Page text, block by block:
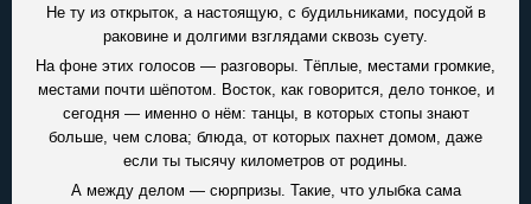
Не ту из открыток, а настоящую, с будильниками, посудой в
раковине и долгими взглядами сквозь суету.
На фоне этих голосов — разговоры. Тёплые, местами громкие,
местами почти шёпотом. Восток, как говорится, дело тонкое, и
сегодня — именно о нём: танцы, в которых стопы знают
больше, чем слова; блюда, от которых пахнет домом, даже
если ты тысячу километров от родины.
А между делом — сюрпризы. Такие, что улыбка сама